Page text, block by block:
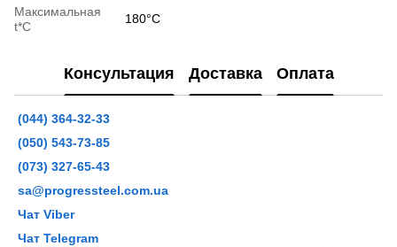
Максимальная
t*C
180°С
Консультация Доставка Оплата
(044) 364-32-33
(050) 543-73-85
(073) 327-65-43
sa@progressteel.com.ua
Чат Viber
Чат Telegram